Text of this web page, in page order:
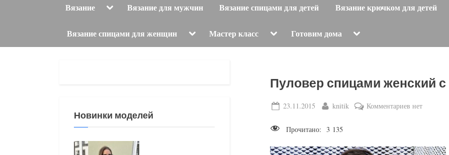
и
т
о
в
е
т
вязание
с
описанием
и
Вязание ToggleВязание для мужчин Вязание спицами для детей Вязание крючком для детей
Вязание спицами для женщин Toggle
menu
Мастер класс Toggle
menu
Готовим дома Toggle
menu
Пуловер спицами женский
Posted
23.11.2015 By
knitik Комментариев кнет
Прочитано: 3 135
Новинки моделей